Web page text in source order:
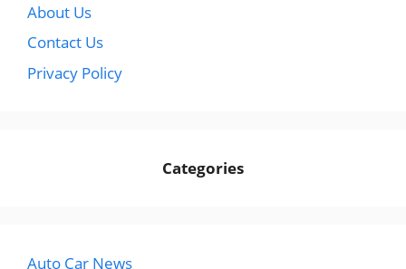
About Us
Contact Us
Privacy Policy
Categories
Auto Car News